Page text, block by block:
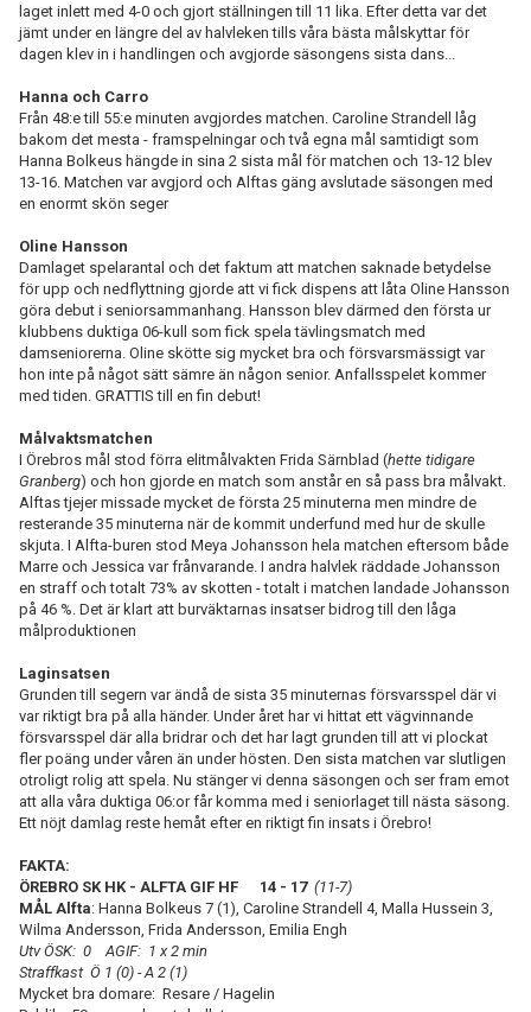
laget inlett med 4-0 och gjort ställningen till 11 lika. Efter detta var det
jämt under en längre del av halvleken tills våra bästa målskyttar för
dagen klev in i handlingen och avgjorde säsongens sista dans...
Hanna och Carro
Från 48:e till 55:e minuten avgjordes matchen. Caroline Strandell låg
bakom det mesta - framspelningar och två egna mål samtidigt som
Hanna Bolkeus hängde in sina 2 sista mål för matchen och 13-12 blev
13-16. Matchen var avgjord och Alftas gäng avslutade säsongen med
en enormt skön seger
Oline Hansson
Damlaget spelarantal och det faktum att matchen saknade betydelse
för upp och nedflyttning gjorde att vi fick dispens att låta Oline Hansson
göra debut i seniorsammanhang. Hansson blev därmed den första ur
klubbens duktiga 06-kull som fick spela tävlingsmatch med
damseniorerna. Oline skötte sig mycket bra och försvarsmässigt var
hon inte på något sätt sämre än någon senior. Anfallsspelet kommer
med tiden. GRATTIS till en fin debut!
Målvaktsmatchen
I Örebros mål stod förra elitmålvakten Frida Särnblad (hette tidigare
Granberg) och hon gjorde en match som anstår en så pass bra målvakt.
Alftas tjejer missade mycket de första 25 minuterna men mindre de
resterande 35 minuterna när de kommit underfund med hur de skulle
skjuta. I Alfta-buren stod Meya Johansson hela matchen eftersom både
Marre och Jessica var frånvarande. I andra halvlek räddade Johansson
en straff och totalt 73% av skotten - totalt i matchen landade Johansson
på 46 %. Det är klart att burväktarnas insatser bidrog till den låga
målproduktionen
Laginsatsen
Grunden till segern var ändå de sista 35 minuternas försvarsspel där vi
var riktigt bra på alla händer. Under året har vi hittat ett vägvinnande
försvarsspel där alla bridrar och det har lagt grunden till att vi plockat
fler poäng under våren än under hösten. Den sista matchen var slutligen
otroligt rolig att spela. Nu stänger vi denna säsongen och ser fram emot
att alla våra duktiga 06:or får komma med i seniorlaget till nästa säsong.
Ett nöjt damlag reste hemåt efter en riktigt fin insats i Örebro!
FAKTA:
ÖREBRO SK HK - ALFTA GIF HF 14 - 17 (11-7)
MÅL Alfta: Hanna Bolkeus 7 (1), Caroline Strandell 4, Malla Hussein 3,
Wilma Andersson, Frida Andersson, Emilia Engh
Utv ÖSK: 0 AGIF: 1 x 2 min
Straffkast Ö 1 (0) - A 2 (1)
Mycket bra domare: Resare / Hagelin